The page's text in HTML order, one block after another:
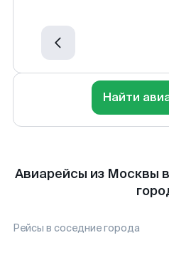
Найти
Авиарейсы из Москвы
Рейсы в соседние города